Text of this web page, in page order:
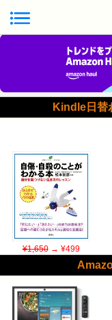
Kindle日替
¥1,650→ ¥499